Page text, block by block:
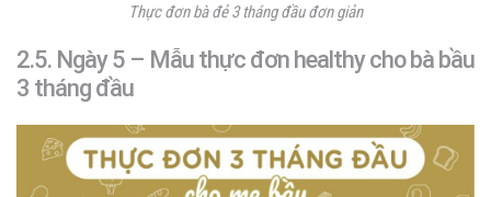
Thực đơn bà đẻ 3 tháng đầu đơn giản
2.5. Ngày 5 – Mẫu thực đơn healthy cho bà bầu
3 tháng đầu